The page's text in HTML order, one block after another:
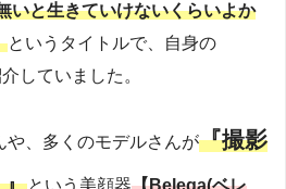
いと生きていけないくらいよか
というタイトルで、自身の
していました。
や、多くのモデルさんが『撮影